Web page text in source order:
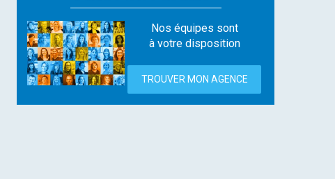
Nos équipes sont
à votre disposition
TROUVER MON AGENCE